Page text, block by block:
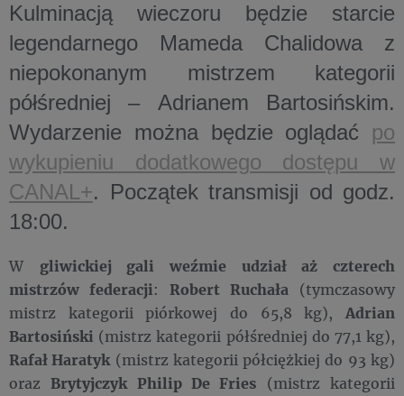
Kulminacją wieczoru będzie starcie
legendarnego Mameda Chalidowa z
niepokonanym mistrzem kategorii
półśredniej – Adrianem Bartosińskim.
Wydarzenie można będzie oglądać po
wykupieniu dodatkowego dostępu
w
CANAL+. Początek transmisji od godz.
18:00.
W gliwickiej gali weźmie udział aż czterech
mistrzów federacji: Robert Ruchała (tymczasowy
mistrz kategorii piórkowej do 65,8 kg), Adrian
Bartosiński (mistrz kategorii półśredniej do 77,1 kg),
Rafał Haratyk (mistrz kategorii półciężkiej do 93 kg)
orazBrytyjczyk Philip De Fries (mistrz kategorii